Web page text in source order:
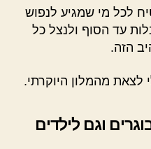
לכל מי שמגיע לנפוש
עד הסוף ולנצל כל
הזה.
לצאת מהמלון היוקרתי.
וגם לילדים